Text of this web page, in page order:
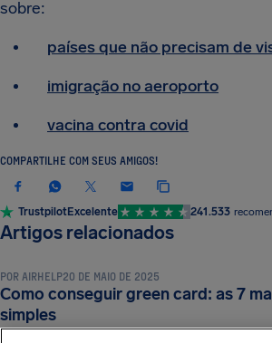
sobre:
países que não precisam de
imigração no aeroporto
vacina contra covid
COMPARTILHE COM SEUS AMIGOS!
TrustpilotExcelente 241.533
Artigos relacionados
DOCUMENTOS E REQUISITOS DE VIAGEM
POR AIRHELP20 DE MAIO DE 2025
Como conseguir green card: as 7
simples
DOCUMENTOS E REQUISITOS DE VIAGEM